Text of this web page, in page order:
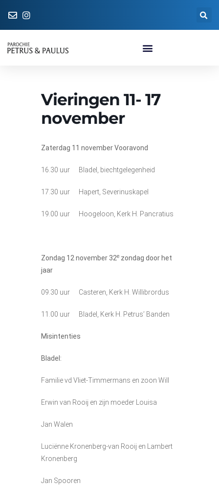
Vieringen 11- 17
november
Zaterdag 11 november Vooravond
16.30 uur Bladel, biechtgelegenheid
17.30 uur Hapert, Severinuskapel
19.00 uur Hoogeloon, Kerk H. Pancratius
Zondag 12 november 32e zondag door het
jaar
09.30 uur Casteren, Kerk H. Willibrordus
11.00 uur Bladel, Kerk H. Petrus’ Banden
Misintenties
Bladel:
Familie vd Vliet-Timmermans en zoon Will
Erwin van Rooij en zijn moeder Louisa
Jan Walen
Luciënne Kronenberg-van Rooij en Lambert
Kronenberg
Jan Spooren